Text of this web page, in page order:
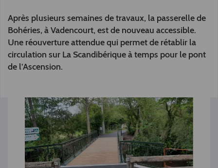
Après plusieurs semaines de travaux, la passerelle de
Bohéries, à Vadencourt, est de nouveau accessible.
Une réouverture attendue qui permet de rétablir la
circulation sur La Scandibérique à temps pour le pont
de l’Ascension.